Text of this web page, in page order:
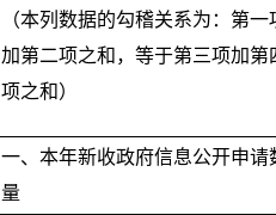
（本列数据的勾稽关系为：第一
加第二项之和 ， 等于第三项加第
项之和）
一、本年新收政府信息公开申请
量